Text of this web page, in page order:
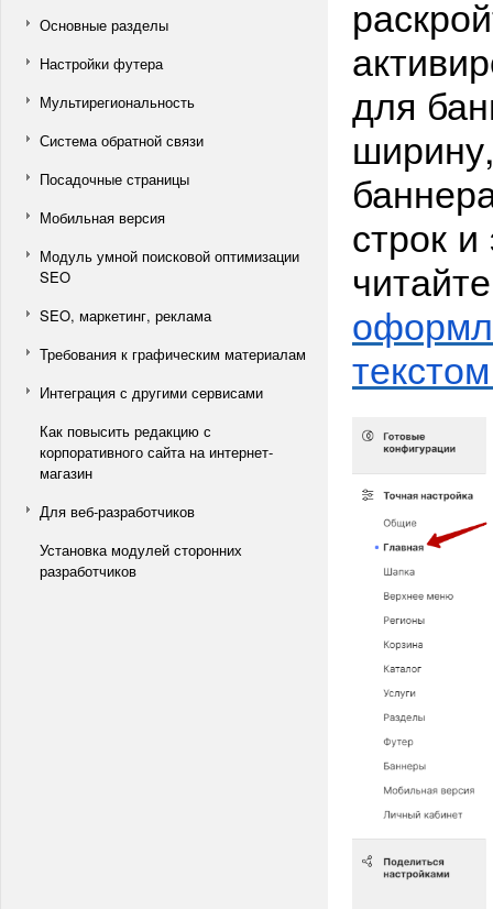
Основные разделы
Настройки футера
Мультирегиональность
Система обратной связи
Посадочные страницы
Мобильная версия
Модуль умной поисковой оптимизации
SEO
SEO, маркетинг, реклама
Требования к графическим материалам
Интеграция с другими сервисами
Как повысить редакцию с
корпоративного сайта на интернет-
магазин
Для веб-разработчиков
Установка модулей сторонних
разработчиков
для
строк